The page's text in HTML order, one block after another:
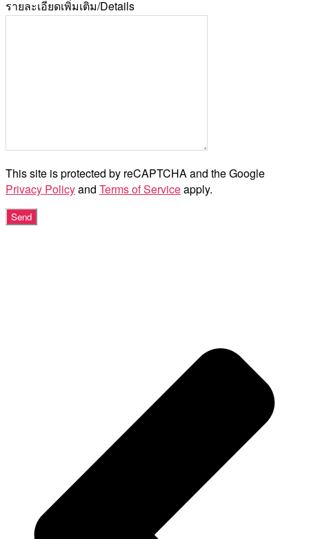
รายละเอียดเพิ่มเติม/Details
This site is protected by reCAPTCHA and the Google
Privacy Policyand Terms of Serviceapply.